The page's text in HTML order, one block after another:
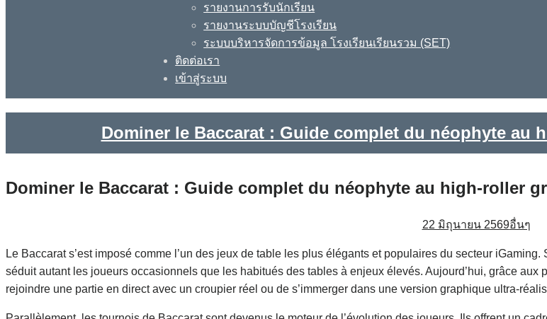
รายงานการรับนักเรียน
รายงานระบบบัญชีโรงเรียน
ระบบบริหารจัดการข้อมูล โรงเรียนเรียนรวม (SET)
ติดต่อเรา
เข้าสู่ระบบ
Dominer le Baccarat : Guide complet du néophyte au
Dominer le Baccarat : Guide complet du néophyte au high‑roller
22 มิถุนายน 2569อื่นๆ
Le Baccarat s’est imposé comme l’un des jeux de table les plus élégants et populaires du secteur
séduit autant les joueurs occasionnels que les habitués des tables à enjeux élevés. Aujourd’hui, grâce
rejoindre une partie en direct avec un croupier réel ou de s’immerger dans une version graphique